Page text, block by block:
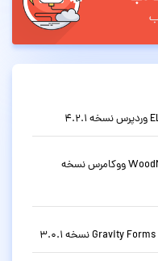
قالب فروشگاهی چندمنظوره وودمارت WoodMart ووکامرس نسخه